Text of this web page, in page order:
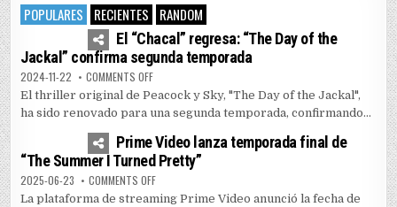
POPULARES
RECIENTES RANDOM
4 7462
El “Chacal” regresa: “The Day of the
Jackal” confirma segunda temporada
2024-11-22 COMMENTS OFFON EL “CHACAL” REGRESA: “THE DAY OF THE JACKAL”
El thriller original de Peacock y Sky, "The Day of the Jackal",
ha sido renovado para una segunda temporada, confirmando...
1 5172
Prime Video lanza temporada final de
“The Summer I Turned Pretty”
2025-06-23 COMMENTS OFFON PRIME VIDEO LANZA TEMPORADA FINAL DE “THE
La plataforma de streaming Prime Video anunció la fecha de